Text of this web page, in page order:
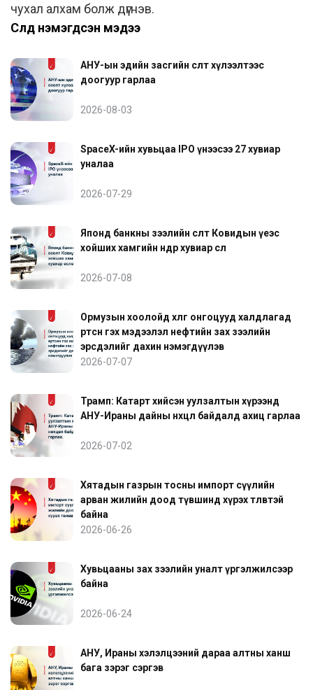
чухал алхам болж дүгнэв.
Сүүлд нэмэгдсэн мэдээ
АНУ-ын эдийн засгийн өсөлт хүлээлтээс
доогуур гарлаа
2026-08-03
SpaceX-ийн хувьцаа IPO үнээсээ 27 хувиар
уналаа
2026-07-29
Японд банкны зээлийн өсөлт Ковидын үеэс
хойших хамгийн өндөр хувиар өслөө
2026-07-08
Ормузын хоолойд хөлөг онгоцууд халдлагад
өртсөн гэх мэдээлэл нефтийн зах зээлийн
эрсдэлийг дахин нэмэгдүүлэв
2026-07-07
Трамп: Катарт хийсэн уулзалтын хүрээнд
АНУ-Ираны дайны нөхцөл байдалд ахиц гарлаа
2026-07-02
Хятадын газрын тосны импорт сүүлийн
арван жилийн доод түвшинд хүрэх төлөвтэй
байна
2026-06-26
Хувьцааны зах зээлийн уналт үргэлжилсээр
байна
2026-06-24
АНУ, Ираны хэлэлцээний дараа алтны ханш
бага зэрэг сэргэв